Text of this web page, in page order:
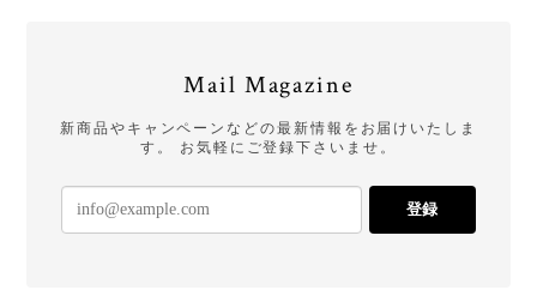
Mail Magazine
新商品やキャンペーンなどの最新情報をお届けいたしま
す。 お気軽にご登録下さいませ。
登録